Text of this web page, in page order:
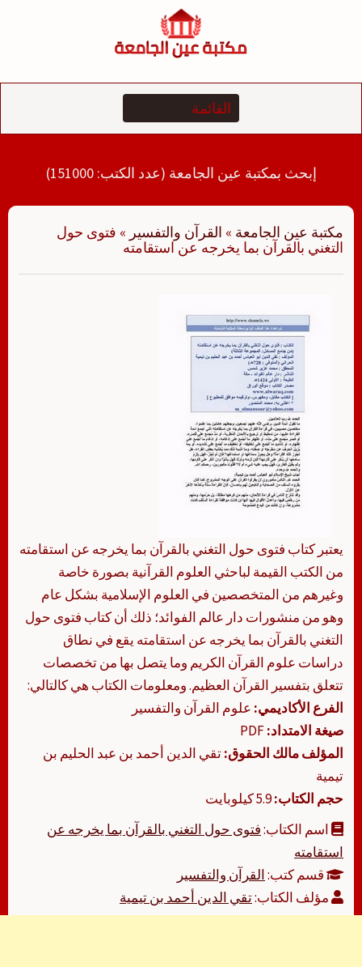
إبحث بمكتبة عين الجامعة (عدد الكتب: 151000)
مكتبة عين الجامعة » القرآن والتفسير » فتوى حول
التغني بالقرآن بما يخرجه عن استقامته
يعتبر كتاب فتوى حول التغني بالقرآن بما يخرجه عن استقامته
من الكتب القيمة لباحثي العلوم القرآنية بصورة خاصة
وغيرهم من المتخصصين في العلوم الإسلامية بشكل عام
وهو من منشورات دار عالم الفوائد؛ ذلك أن كتاب فتوى حول
التغني بالقرآن بما يخرجه عن استقامته يقع في نطاق
دراسات علوم القرآن الكريم وما يتصل بها من تخصصات
تتعلق بتفسير القرآن العظيم. ومعلومات الكتاب هي كالتالي:
الفرع الأكاديمي: علوم القرآن والتفسير
صيغة الامتداد:
المؤلف مالك الحقوق:تقي الدين أحمد بن عبد الحليم بن
تيمية
حجم الكتاب:5.9 كيلوبايت
اسم الكتاب:فتوى حول التغني بالقرآن بما يخرجه عن
استقامته
قسم كتب:القرآن والتفسير
مؤلف الكتاب:تقي الدين أحمد بن تيمية